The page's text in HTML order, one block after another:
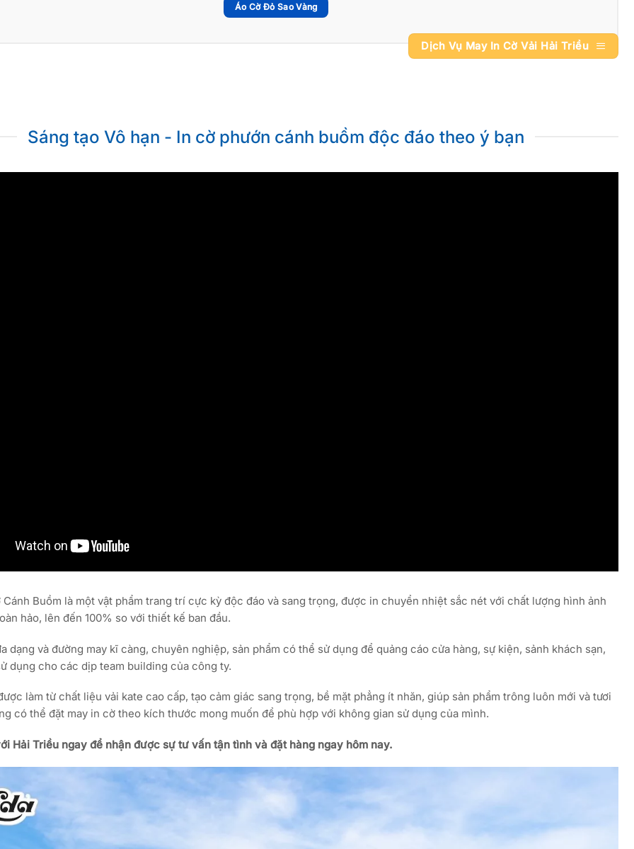
Áo Cờ Đỏ Sao Vàng
Dịch Vụ May In Cờ Vải Hải Triều
Sáng tạo Vô hạn - In cờ phướn cánh buồm độc đáo theo ý bạn
Cánh Buồm là một vật phẩm trang trí cực kỳ độc đáo và sang trọng, được in chuyển nhiệt sắc nét với chất lượng hình ảnh
hảo, lên đến 100% so với thiết kế ban đầu.
dạng và đường may kĩ càng, chuyên nghiệp, sản phẩm có thể sử dụng để quảng cáo cửa hàng, sự kiện, sảnh khách sạn,
dụng cho các dịp team building của công ty.
làm từ chất liệu vải kate cao cấp, tạo cảm giác sang trọng, bề mặt phẳng ít nhăn, giúp sản phẩm trông luôn mới và tươi
có thể đặt may in cờ theo kích thước mong muốn để phù hợp với không gian sử dụng của mình.
Hải Triều ngay để nhận được sự tư vấn tận tình và đặt hàng ngay hôm nay.